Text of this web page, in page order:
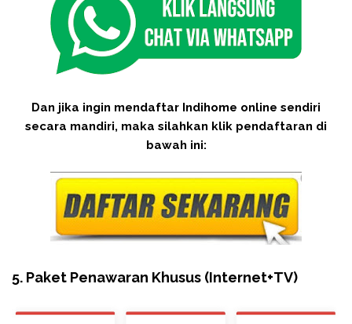
Dan jika ingin mendaftar Indihome online sendiri
secara mandiri, maka silahkan klik pendaftaran di
bawah ini:
5. Paket Penawaran Khusus (Internet+TV)